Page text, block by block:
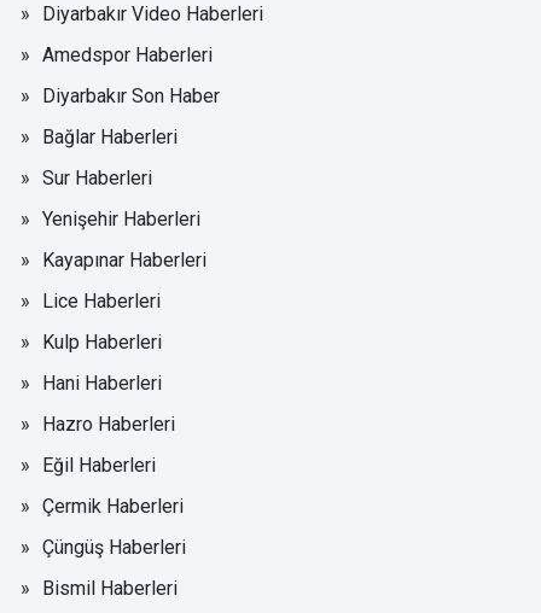
Diyarbakır Video Haberleri
Amedspor Haberleri
Diyarbakır Son Haber
Bağlar Haberleri
Sur Haberleri
Yenişehir Haberleri
Kayapınar Haberleri
Lice Haberleri
Kulp Haberleri
Hani Haberleri
Hazro Haberleri
Eğil Haberleri
Çermik Haberleri
Çüngüş Haberleri
Bismil Haberleri